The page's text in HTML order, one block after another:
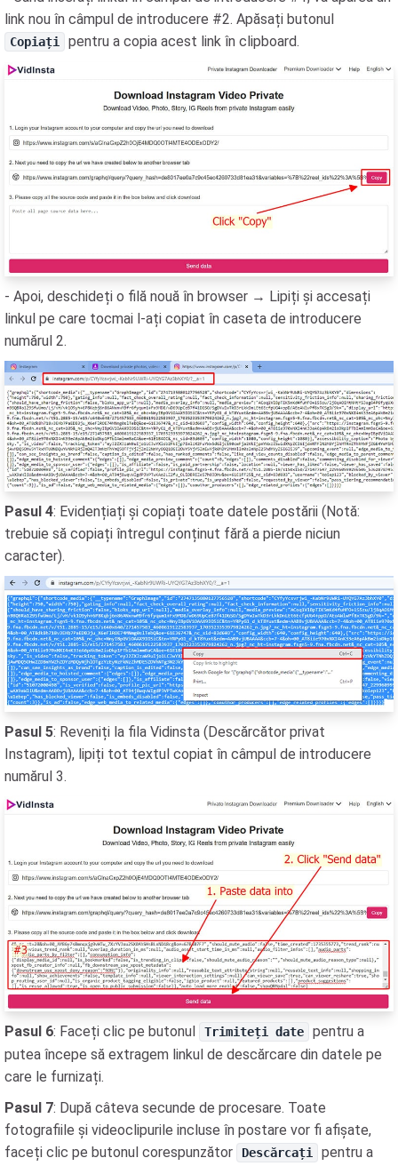
link nou în câmpul de introducere #2. Apăsați butonul
Copiați pentru a copia acest link în clipboard.
- Apoi, deschideți o filă nouă în browser → Lipiți și accesați
linkul pe care tocmai l-ați copiat în caseta de introducere
numărul 2.
Pasul 4: Evidențiați și copiați toate datele postării (Notă:
trebuie să copiați întregul conținut fără a pierde niciun
caracter).
Pasul 5: Reveniți la fila Vidinsta (Descărcător privat
Instagram), lipiți tot textul copiat în câmpul de introducere
numărul 3.
Pasul 6: Faceți clic pe butonul Trimiteți date
pentru a
putea începe să extragem linkul de descărcare din datele pe
care le furnizați.
Pasul 7: După câteva secunde de procesare. Toate
fotografiile și videoclipurile incluse în postare vor fi afișate,
faceți clic pe butonul corespunzător
Descărcați
pentru a